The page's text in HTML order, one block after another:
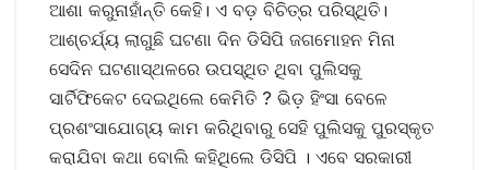
ଆଶା କରୁନାହାଁନ୍ତି କେହି। ଏ ବଡ଼ ବିଚିତ୍ର ପରିସ୍ଥିତି।
ଆଶ୍ଚର୍ଯ୍ୟ ଲାଗୁଛି ଘଟଣା ଦିନ ଡିସିପି ଜଗମୋହନ ମିନା
ସେଦିନ ଘଟଣାସ୍ଥଳରେ ଉପସ୍ଥିତ ଥିବା ପୁଲିସକୁ
ସାର୍ଟିଫିକେଟ ଦେଇଥିଲେ କେମିତି ? ଭିଡ଼ ହିଂସା ବେଳେ
ପ୍ରଶଂସାଯୋଗ୍ୟ କାମ କରିଥିବାରୁ ସେହି ପୁଲିସକୁ ପୁରସ୍କୃତ
କରାଯିବା କଥା ବୋଲି କହିଥିଲେ ଡିସିପି । ଏବେ ସରକାରୀ